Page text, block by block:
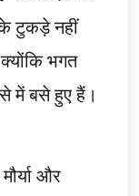
टुकड़े नहीं
भगत
में बसे हुए हैं।
और